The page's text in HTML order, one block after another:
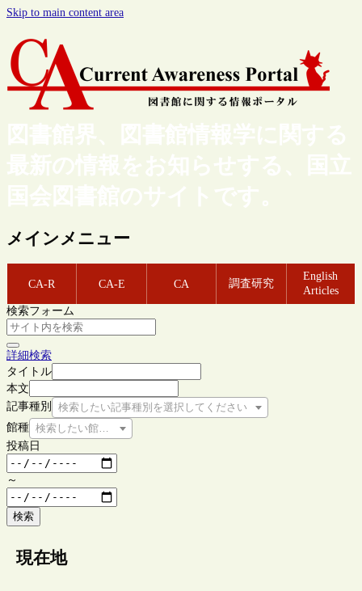
Skip to main content area
図書館界、図書館情報学に関する
最新の情報をお知らせする、国立
国会図書館のサイトです。
メインメニュー
CA-R CA-E CA 調査研究
English
Articles
検索フォーム
詳細検索
タイトル
本文
記事種別
検索したい記事種別を選択してください
館種 検索したい館種を選択してください
投稿日
～
検索
現在地